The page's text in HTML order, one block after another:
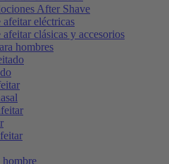
After Shave
afeitar eléctricas
clásicas y accesorios
hombres
hombre